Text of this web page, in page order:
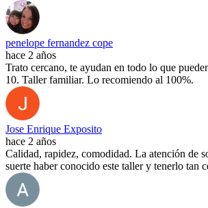
penelope fernandez cope
hace 2 años
Trato cercano, te ayudan en todo lo que
10. Taller familiar. Lo recomiendo al 100%.
Jose Enrique Exposito
hace 2 años
Calidad, rapidez, comodidad. La atención de
suerte haber conocido este taller y tenerlo tan